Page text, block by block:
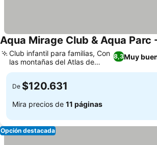
Aqua Mirage Club & Aqua Parc
8,3Muy
Club infantil para familias, Con
las montañas del Atlas de
fondo
De $120.631
Mira precios de 11 páginas
Opción destacada